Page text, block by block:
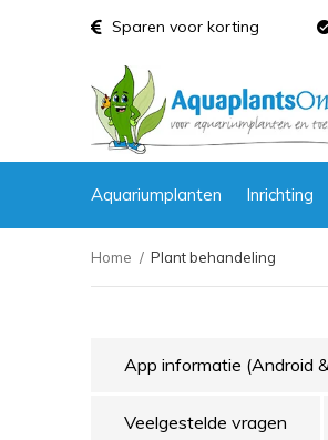
Aquariumplanten Inrichting
Sparen voor korting
Home Plant behandeling
App informatie (Android
Veelgestelde vragen